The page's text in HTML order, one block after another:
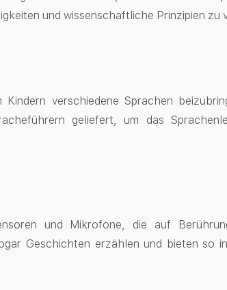
und wissenschaftliche Prinzipien zu
Kindern verschiedene Sprachen
geliefert, um das
und Mikrofone, die auf
Geschichten erzählen und bieten so